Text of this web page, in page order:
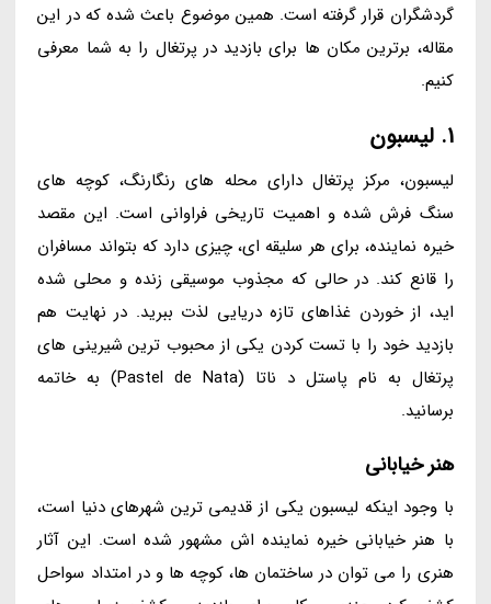
گردشگران قرار گرفته است. همین موضوع باعث شده که در این
مقاله، برترین مکان ها برای بازدید در پرتغال را به شما معرفی
کنیم.
1. لیسبون
لیسبون، مرکز پرتغال دارای محله های رنگارنگ، کوچه های
سنگ فرش شده و اهمیت تاریخی فراوانی است. این مقصد
خیره نماینده، برای هر سلیقه ای، چیزی دارد که بتواند مسافران
را قانع کند. در حالی که مجذوب موسیقی زنده و محلی شده
اید، از خوردن غذاهای تازه دریایی لذت ببرید. در نهایت هم
بازدید خود را با تست کردن یکی از محبوب ترین شیرینی های
پرتغال به نام پاستل د ناتا (Pastel de Nata) به خاتمه
برسانید.
هنر خیابانی
با وجود اینکه لیسبون یکی از قدیمی ترین شهرهای دنیا است،
با هنر خیابانی خیره نماینده اش مشهور شده است. این آثار
هنری را می توان در ساختمان ها، کوچه ها و در امتداد سواحل